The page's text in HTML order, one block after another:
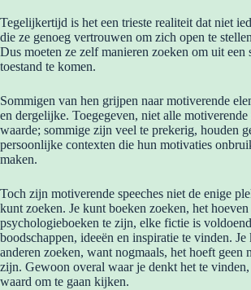
Tegelijkertijd is het een trieste realiteit dat niet
die ze genoeg vertrouwen om zich open te
Dus moeten ze zelf manieren zoeken om uit een
toestand te komen.
Sommigen van hen grijpen naar motiverende
en dergelijke. Toegegeven, niet alle
waarde; sommige zijn veel te prekerig, houden
persoonlijke contexten die hun motivaties
maken.
Toch zijn motiverende speeches niet de enige
kunt zoeken. Je kunt boeken zoeken, het hoeven
psychologieboeken te zijn, elke fictie is
boodschappen, ideeën en inspiratie te vinden.
anderen zoeken, want nogmaals, het hoeft geen
zijn. Gewoon overal waar je denkt het te
waard om te gaan kijken.